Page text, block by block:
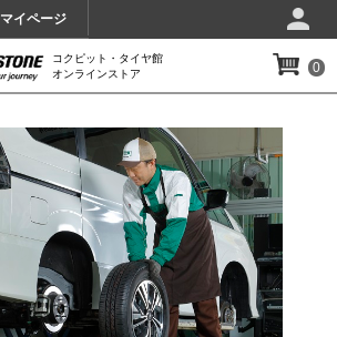
マイページ
コクピット・タイヤ館
オンラインストア
0